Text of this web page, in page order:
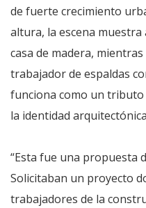
de fuerte crecimiento
altura, la escena
casa de madera,
trabajador de espaldas
funciona como un
la identidad
“Esta fue una propuesta
Solicitaban un proyecto
trabajadores de la